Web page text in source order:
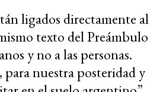
ligados directamente al
texto del Preámbulo
y no a las personas.
para nuestra posteridad y